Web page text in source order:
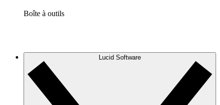
Boîte à outils
Lucid Software